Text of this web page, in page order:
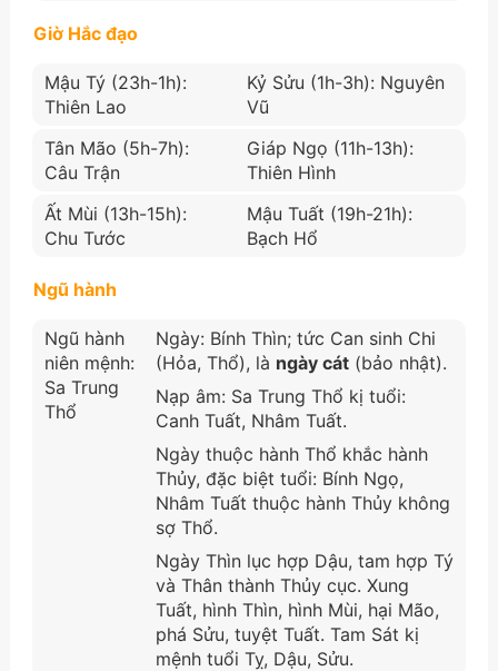
Giờ Hắc đạo
Mậu Tý (23h-1h):
Thiên Lao
Kỷ Sửu (1h-3h): Nguyên
Vũ
Tân Mão (5h-7h):
Câu Trận
Giáp Ngọ (11h-13h):
Thiên Hình
Ất Mùi (13h-15h):
Chu Tước
Mậu Tuất (19h-21h):
Bạch Hổ
Ngũ hành
Ngũ hành
niên mệnh:
Sa Trung
Thổ
Ngày: Bính Thìn; tức Can sinh Chi
(Hỏa, Thổ), là ngày cát(bảo nhật).
Nạp âm: Sa Trung Thổ kị tuổi:
Canh Tuất, Nhâm Tuất.
Ngày thuộc hành Thổ khắc hành
Thủy, đặc biệt tuổi: Bính Ngọ,
Nhâm Tuất thuộc hành Thủy không
sợ Thổ.
Ngày Thìn lục hợp Dậu, tam hợp Tý
và Thân thành Thủy cục. Xung
Tuất, hình Thìn, hình Mùi, hại Mão,
phá Sửu, tuyệt Tuất. Tam Sát kị
mệnh tuổi Tỵ, Dậu, Sửu.